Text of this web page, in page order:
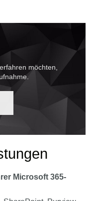
möchten,
Microsoft 365-